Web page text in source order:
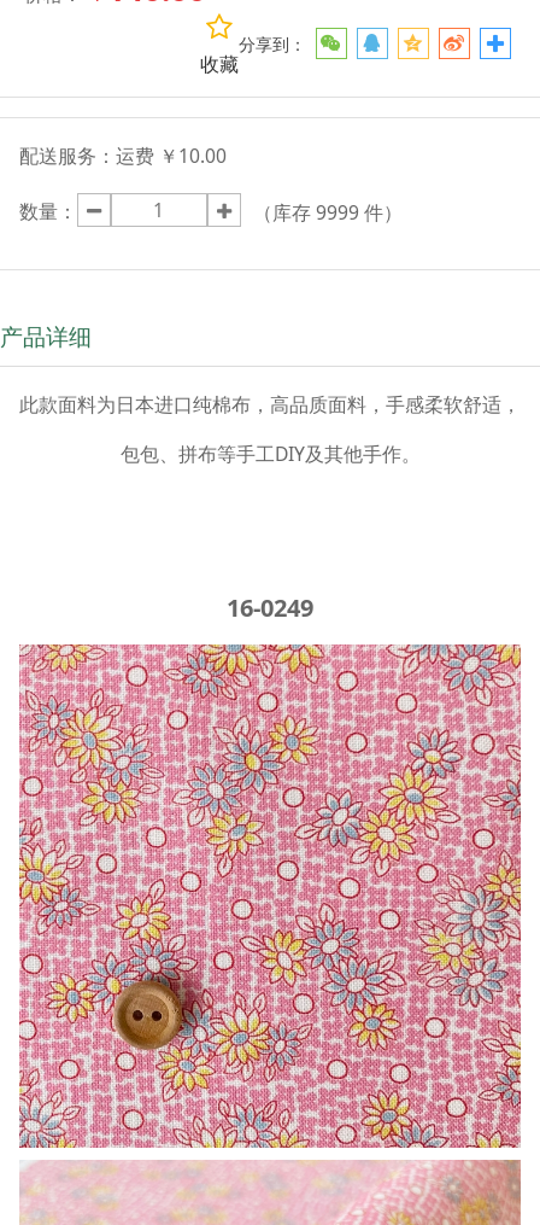
分享到：
收藏
配送服务： 运费 ￥10.00
数量： （库存9999 件）
产品详细
此款面料为日本进口纯棉布，高品质面料，手感柔软舒适，
包包、拼布等手工DIY及其他手作。
16-0249